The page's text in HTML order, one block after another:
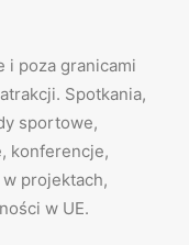
i poza granicami
Spotkania,
sportowe,
konferencje,
projektach,
w UE.